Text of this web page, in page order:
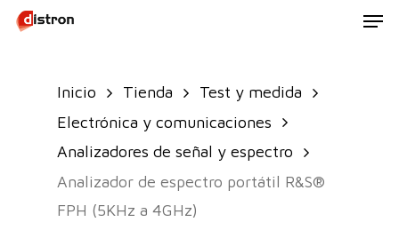
Skip
Inicio Tienda
Test y medida
Electrónica y comunicaciones
Analizadores de señal y espectro
Analizador de espectro portátil R&S®
FPH (5KHz a 4GHz)